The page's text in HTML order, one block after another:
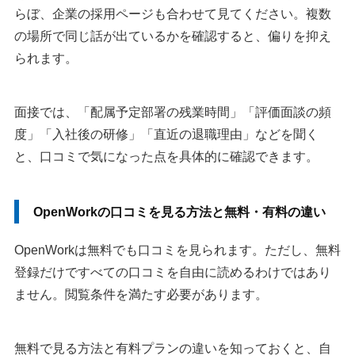
らぼ、企業の採用ページも合わせて見てください。複数
の場所で同じ話が出ているかを確認すると、偏りを抑え
られます。
面接では、「配属予定部署の残業時間」「評価面談の頻
度」「入社後の研修」「直近の退職理由」などを聞く
と、口コミで気になった点を具体的に確認できます。
OpenWorkの口コミを見る方法と無料・有料の違い
OpenWorkは無料でも口コミを見られます。ただし、無料
登録だけですべての口コミを自由に読めるわけではあり
ません。閲覧条件を満たす必要があります。
無料で見る方法と有料プランの違いを知っておくと、自